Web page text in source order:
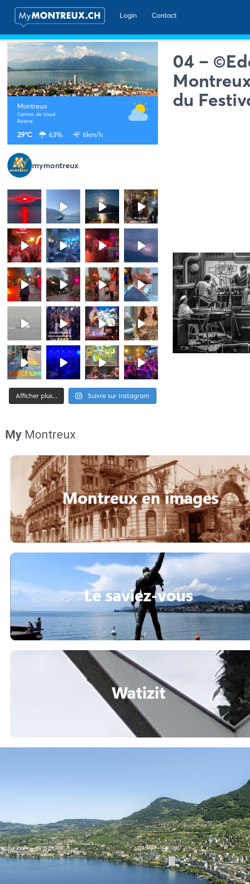
Login
Contact
Montreux
Canton de Vaud
Riviera
29°C 63% 6km/h
mymontreux
Afficher plus... Suivre sur Instagram
04 –
du
My Montreux